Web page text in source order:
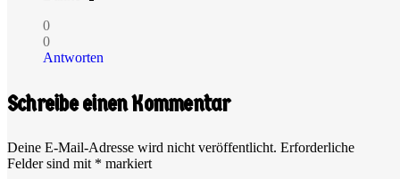
0
0
Antworten
Schreibe einen Kommentar
Deine E-Mail-Adresse wird nicht veröffentlicht. Erforderliche
Felder sind mit * markiert